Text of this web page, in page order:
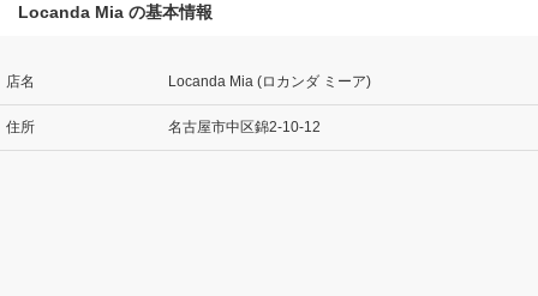
Locanda Mia の基本情報
店名 Locanda Mia (ロカンダ ミーア)
住所 名古屋市中区錦2-10-12